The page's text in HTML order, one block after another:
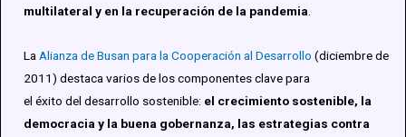
multilateral y en la recuperación de la pandemia
La Alianza de Busan para la Cooperación al Desarrollo (diciembrede
2011) destaca variosde loscomponentesclave para
el éxito del desarrollo sostenible: el crecimiento sostenible, la
democracia y la buena gobernanza, las estrategias contra